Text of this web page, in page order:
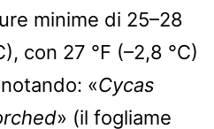
minime di 25–28
con 27 °F (–2,8 °C)
«Cycas
» (il fogliame